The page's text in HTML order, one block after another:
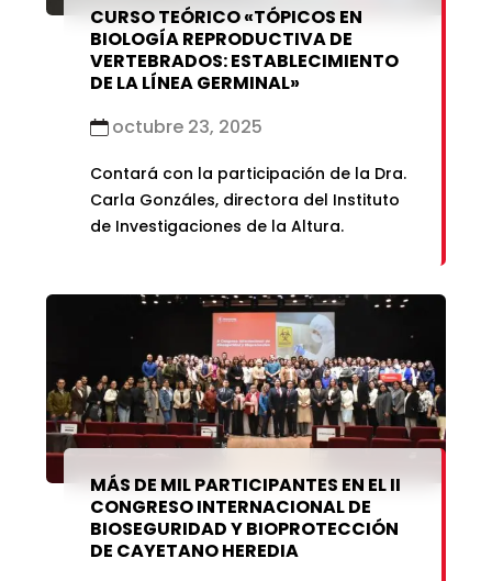
CURSO TEÓRICO «TÓPICOS EN
BIOLOGÍA REPRODUCTIVA DE
VERTEBRADOS: ESTABLECIMIENTO
DE LA LÍNEA GERMINAL»
octubre 23, 2025
Contará con la participación de la Dra.
Carla Gonzáles, directora del Instituto
de Investigaciones de la Altura.
MÁS DE MIL PARTICIPANTES EN EL II
CONGRESO INTERNACIONAL DE
BIOSEGURIDAD Y BIOPROTECCIÓN
DE CAYETANO HEREDIA